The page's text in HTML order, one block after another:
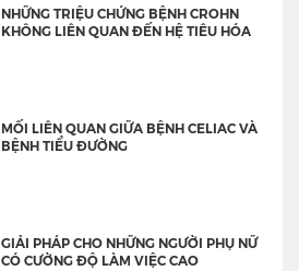
NHỮNG TRIỆU CHỨNG BỆNH CROHN
KHÔNG LIÊN QUAN ĐẾN HỆ TIÊU HÓA
MỐI LIÊN QUAN GIỮA BỆNH CELIAC VÀ
BỆNH TIỂU ĐƯỜNG
GIẢI PHÁP CHO NHỮNG NGƯỜI PHỤ NỮ
CÓ CƯỜNG ĐỘ LÀM VIỆC CAO